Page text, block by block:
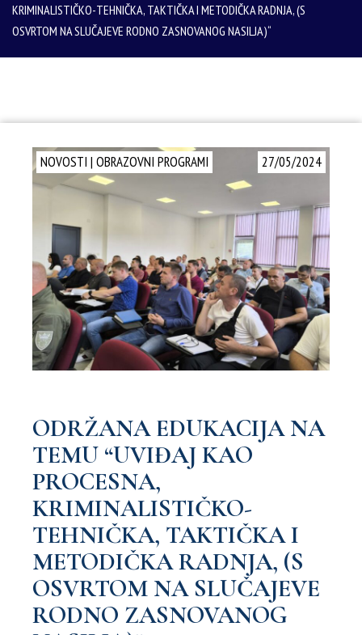
KRIMINALISTIČKO-TEHNIČKA, TAKTIČKA I METODIČKA RADNJA, (S
OSVRTOM NA SLUČAJEVE RODNO ZASNOVANOG NASILJA)“
27/05/2024
NOVOSTI | OBRAZOVNI PROGRAMI
ODRŽANA EDUKACIJA NA
TEMU “UVIĐAJ KAO
PROCESNA,
KRIMINALISTIČKO-
TEHNIČKA, TAKTIČKA I
METODIČKA RADNJA, (S
OSVRTOM NA SLUČAJEVE
RODNO ZASNOVANOG